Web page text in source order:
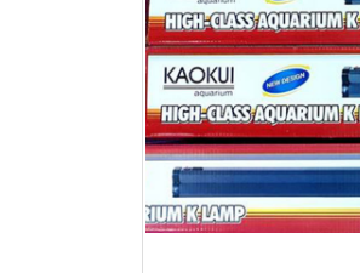
Phân nền thủy sinh
Cốt nền
Máy Bơm
Khoáng Cho Tép
Máy Sủi Oxy
Thiết bị Co2